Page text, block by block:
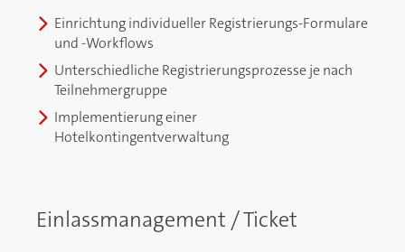
Einrichtung individueller Registrierungs-Formulare
und -Workflows
Unterschiedliche Registrierungsprozesse je nach
Teilnehmergruppe
Implementierung einer
Hotelkontingentverwaltung
Einlassmanagement / Ticket